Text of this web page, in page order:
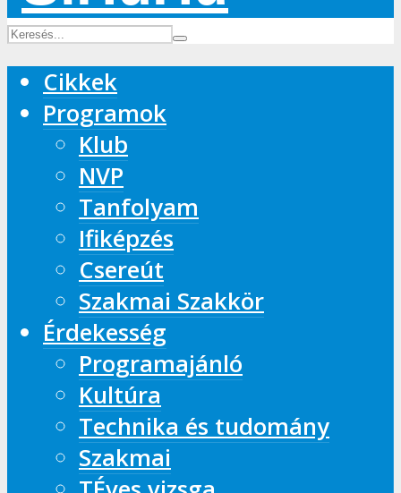
Cikkek
Programok
Klub
NVP
Tanfolyam
Ifiképzés
Csereút
Szakmai Szakkör
Érdekesség
Programajánló
Kultúra
Technika és tudomány
Szakmai